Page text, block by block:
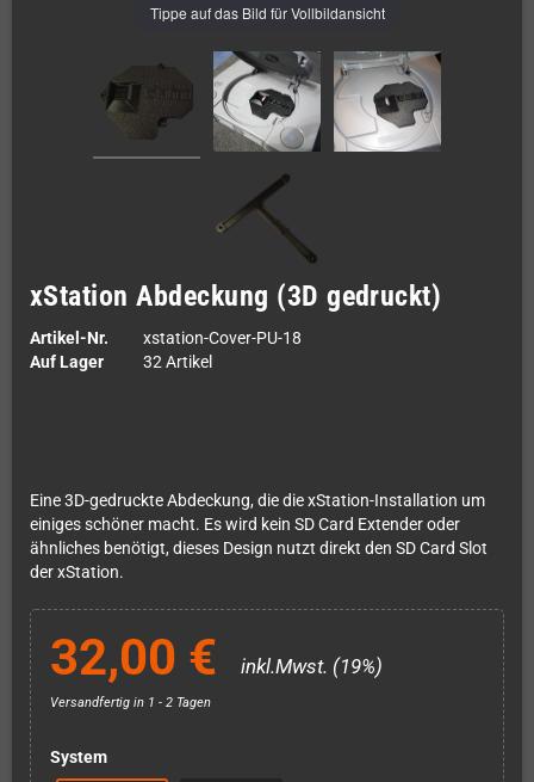
Tippe auf das Bild für Vollbildansicht
xStation Abdeckung (3D gedruckt)
Artikel-Nr.
xstation-Cover-PU-18
Auf Lager
32 Artikel
Eine 3D-gedruckte Abdeckung, die die xStation-Installation um
einiges schöner macht. Es wird kein SD Card Extender oder
ähnliches benötigt, dieses Design nutzt direkt den SD Card Slot
der xStation.
32,00 € inkl.Mwst. (19%)
Versandfertig in 1 - 2 Tagen
System